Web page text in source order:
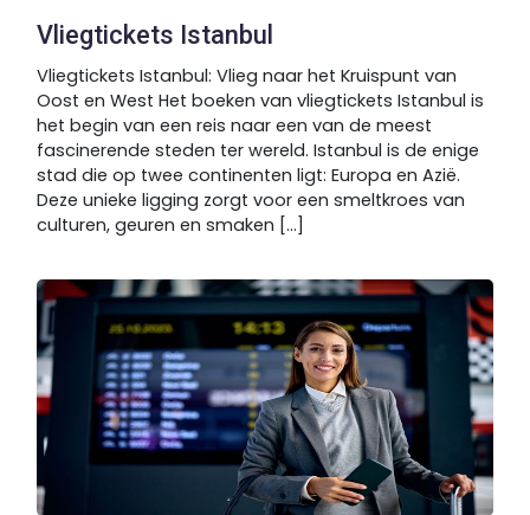
Vliegtickets Istanbul
Vliegtickets Istanbul: Vlieg naar het Kruispunt van
Oost en West Het boeken van vliegtickets Istanbul is
het begin van een reis naar een van de meest
fascinerende steden ter wereld. Istanbul is de enige
stad die op twee continenten ligt: Europa en Azië.
Deze unieke ligging zorgt voor een smeltkroes van
culturen, geuren en smaken [...]